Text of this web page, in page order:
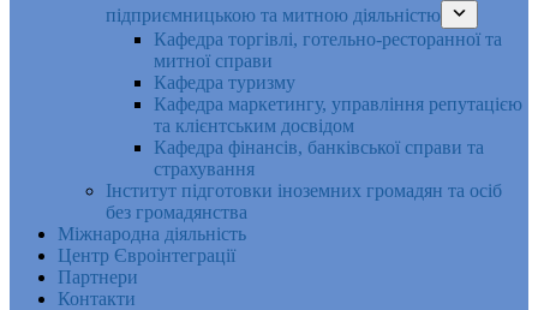
підприємницькою та митною діяльністю
Кафедра торгівлі, готельно-ресторанної та
митної справи
Кафедра туризму
Кафедра маркетингу, управління репутацією
та клієнтським досвідом
Кафедра фінансів, банківської справи та
страхування
Інститут підготовки іноземних громадян та осіб
без громадянства
Міжнародна діяльність
Центр Євроінтеграції
Партнери
Контакти